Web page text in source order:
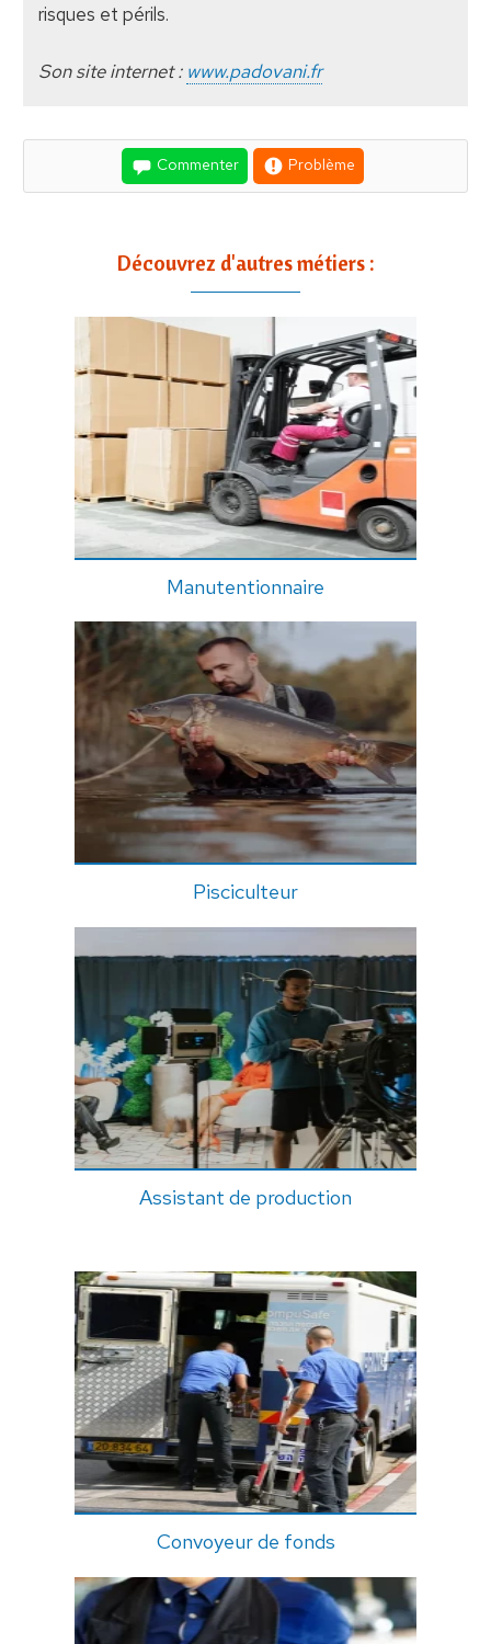
risques et périls.
Son site internet : www.padovani.fr
Commenter Problème
Découvrez d'autres métiers :
Manutentionnaire
Pisciculteur
Assistant de production
Convoyeur de fonds